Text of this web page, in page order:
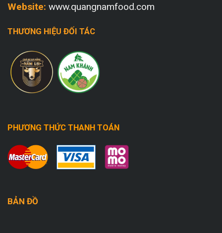
Website: www.quangnamfood.com
THƯƠNG HIỆU ĐỐI TÁC
PHƯƠNG THỨC THANH TOÁN
BẢN ĐỒ